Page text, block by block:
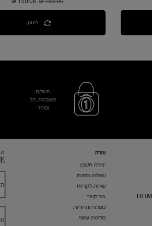
טוען...
תשלום
מאובטח, קל
ומהיר
עזרה
​יצירת חשבון
שאלות נפוצות
שירות לקוחות
צור קשר
משלוח והחזרות
מדיניות עוגיות